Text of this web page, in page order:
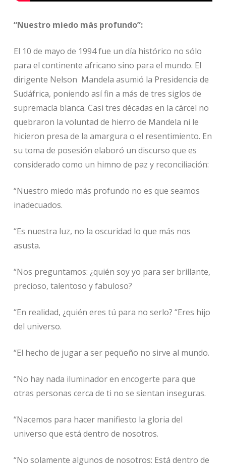
“Nuestro miedo más profundo”:
El 10 de mayo de 1994 fue un día histórico no sólo
para el continente africano sino para el mundo. El
dirigente Nelson Mandela asumió la Presidencia de
Sudáfrica, poniendo así fin a más de tres siglos de
supremacía blanca. Casi tres décadas en la cárcel no
quebraron la voluntad de hierro de Mandela ni le
hicieron presa de la amargura o el resentimiento. En
su toma de posesión elaboró un discurso que es
considerado como un himno de paz y reconciliación:
“Nuestro miedo más profundo no es que seamos
inadecuados.
“Es nuestra luz, no la oscuridad lo que más nos
asusta.
“Nos preguntamos: ¿quién soy yo para ser brillante,
precioso, talentoso y fabuloso?
“En realidad, ¿quién eres tú para no serlo? “Eres hijo
del universo.
“El hecho de jugar a ser pequeño no sirve al mundo.
“No hay nada iluminador en encogerte para que
otras personas cerca de ti no se sientan inseguras.
“Nacemos para hacer manifiesto la gloria del
universo que está dentro de nosotros.
“No solamente algunos de nosotros: Está dentro de